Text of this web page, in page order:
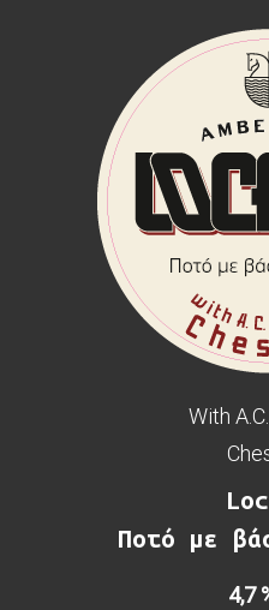
With
Ποτό με
4,7